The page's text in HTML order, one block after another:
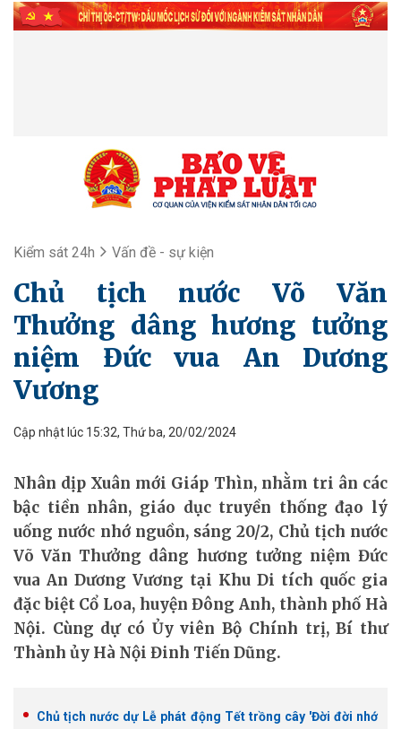
Kiểm sát 24h Vấn đề - sự kiện
Chủ tịch nước Võ Văn
Thưởng dâng hương tưởng
niệm Đức vua An Dương
Vương
Cập nhật lúc 15:32, Thứ ba, 20/02/2024
Nhân dịp Xuân mới Giáp Thìn, nhằm tri ân các
bậc tiền nhân, giáo dục truyền thống đạo lý
uống nước nhớ nguồn, sáng 20/2, Chủ tịch nước
Võ Văn Thưởng dâng hương tưởng niệm Đức
vua An Dương Vương tại Khu Di tích quốc gia
đặc biệt Cổ Loa, huyện Đông Anh, thành phố Hà
Nội. Cùng dự có Ủy viên Bộ Chính trị, Bí thư
Thành ủy Hà Nội Đinh Tiến Dũng.
Chủ tịch nước dự Lễ phát động Tết trồng cây 'Đời đời nhớ